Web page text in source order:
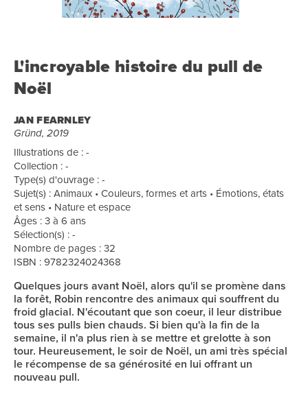
L'incroyable histoire du pull de
Noël
JAN FEARNLEY
Gründ, 2019
Illustrations de : -
Collection : -
Type(s) d'ouvrage : -
Sujet(s) : Animaux • Couleurs, formes et arts • Émotions, états
et sens • Nature et espace
Âges : 3 à 6 ans
Sélection(s) : -
Nombre de pages : 32
ISBN : 9782324024368
Quelques jours avant Noël, alors qu'il se promène dans
la forêt, Robin rencontre des animaux qui souffrent du
froid glacial. N'écoutant que son coeur, il leur distribue
tous ses pulls bien chauds. Si bien qu'à la fin de la
semaine, il n'a plus rien à se mettre et grelotte à son
tour. Heureusement, le soir de Noël, un ami très spécial
le récompense de sa générosité en lui offrant un
nouveau pull.